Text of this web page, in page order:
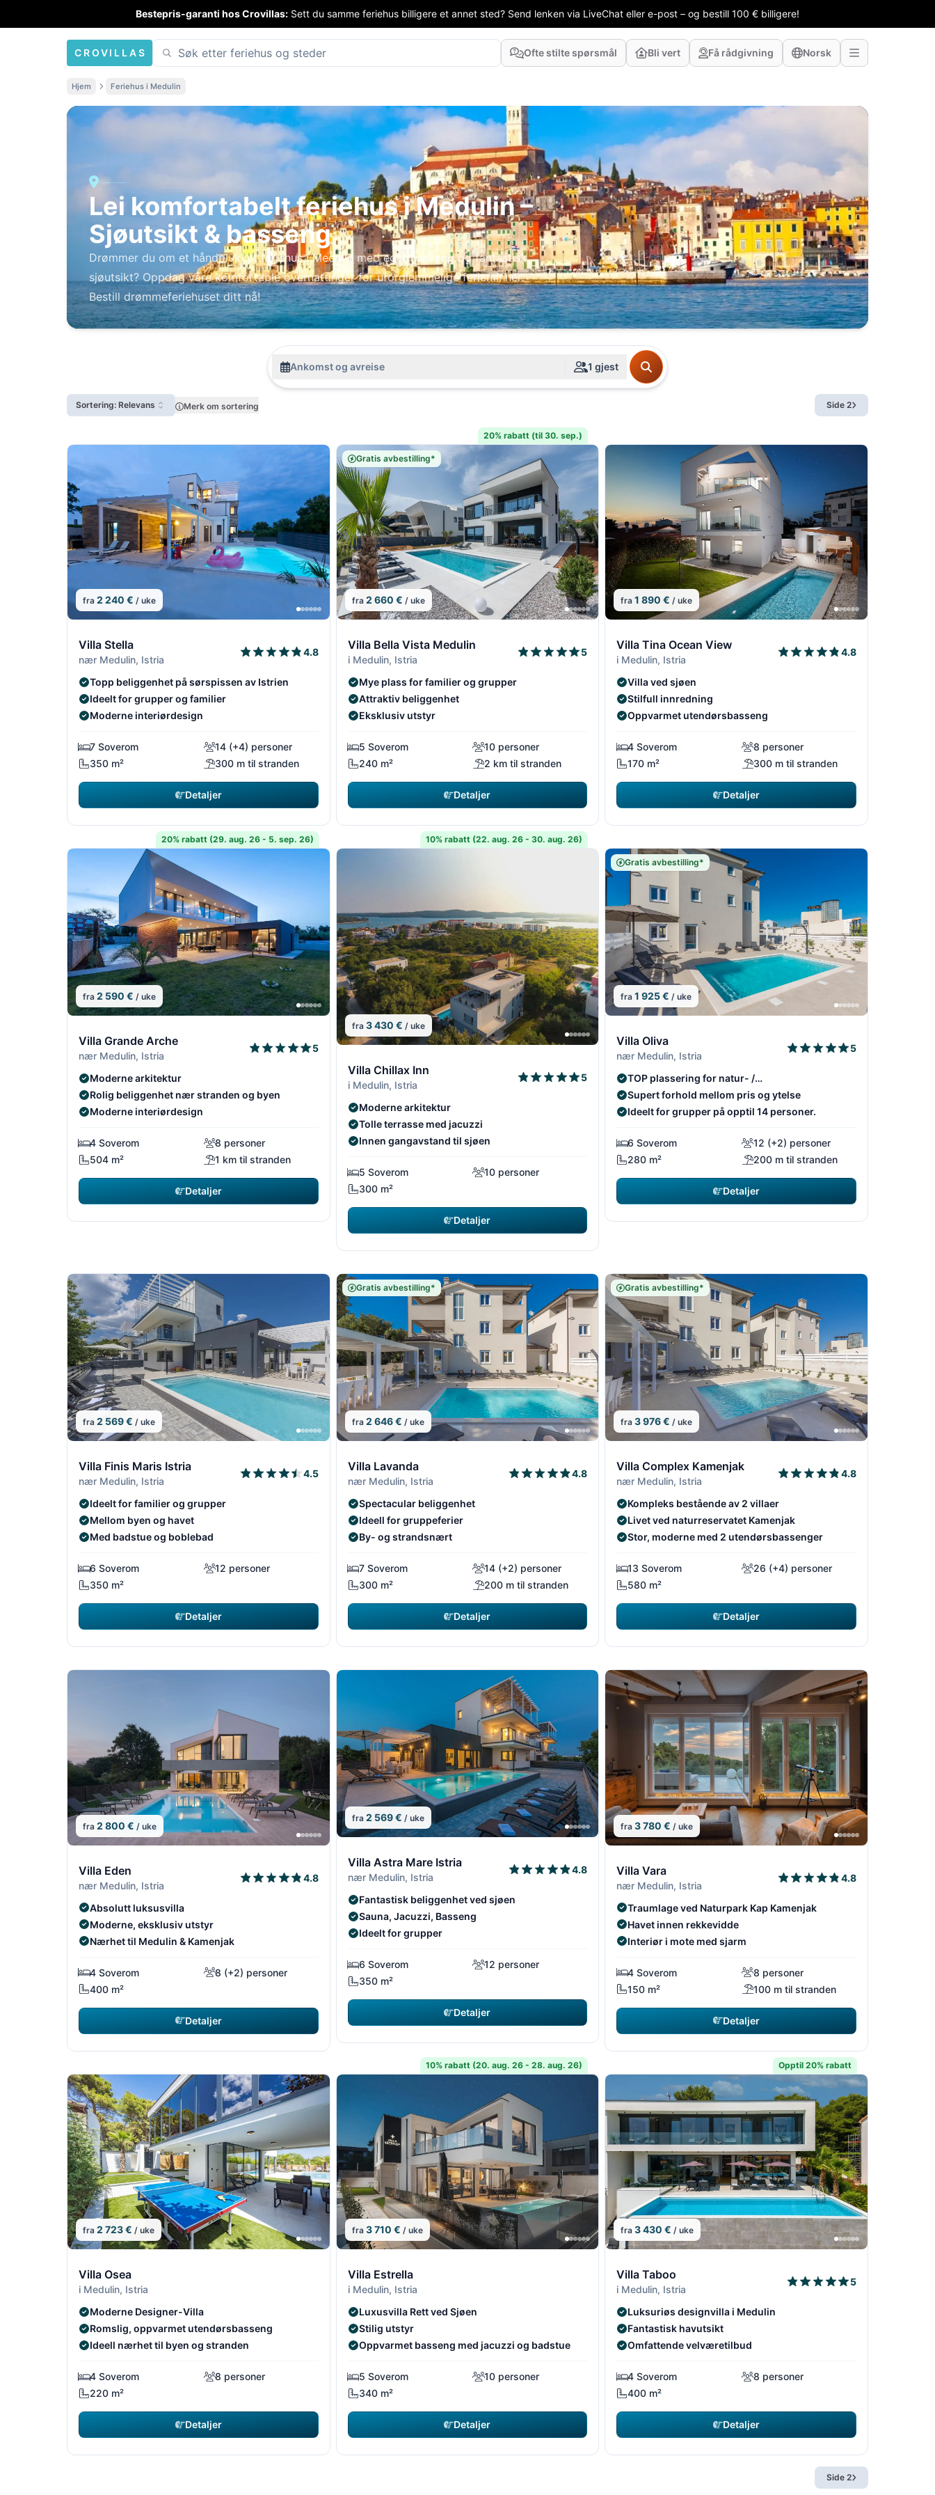
Bestepris-garanti hos Crovillas: Sett du samme feriehus billigere et annet sted? Send lenken via LiveChat eller e-post – og bestill 100 € billigere!
CROVILLAS Ofte stilte spørsmål Bli vert Få rådgivning Norsk
Hjem Feriehus i Medulin
Lei komfortabelt feriehus i Medulin –
Sjøutsikt & basseng
Drømmer du om et håndplukket feriehus i Medulin med eget basseng og fantastisk
sjøutsikt? Oppdag våre komfortable overnattinger for uforglemmelige ferieminner.
Bestill drømmeferiehuset ditt nå!
Ankomst og avreise 1 gjest
Sortering: Relevans Merk om sortering Side 2
fra 2 240 € / uke
Villa Stella
nær Medulin, Istria
4.8
Topp beliggenhet på sørspissen av Istrien
Ideelt for grupper og familier
Moderne interiørdesign
7 Soverom
14 (+4) personer
350 m²
300 m til stranden
Detaljer
20% rabatt (til 30. sep.)
Gratis avbestilling*
fra 2 660 € / uke
Villa Bella Vista Medulin
i Medulin, Istria
5
Mye plass for familier og grupper
Attraktiv beliggenhet
Eksklusiv utstyr
5 Soverom
10 personer
240 m²
2 km til stranden
Detaljer
fra1 890 € / uke
Villa Tina Ocean View
i Medulin, Istria
4.8
Villa ved sjøen
Stilfull innredning
Oppvarmet utendørsbasseng
4 Soverom
8 personer
170 m²
300 m til stranden
Detaljer
20% rabatt (29. aug. 26 - 5. sep. 26)
4/18
fra 2 590 € / uke
Villa Grande Arche
nær Medulin, Istria
5
Moderne arkitektur
Rolig beliggenhet nær stranden og byen
Moderne interiørdesign
4 Soverom
8 personer
504 m²
1 km til stranden
Detaljer
10% rabatt (22. aug. 26 - 30. aug. 26)
5/18
fra 3 430 € / uke
Villa Chillax Inn
i Medulin, Istria
5
Moderne arkitektur
Tolle terrasse med jacuzzi
Innen gangavstand til sjøen
5 Soverom
10 personer
300 m²
Detaljer
Gratis avbestilling*
fra1 925 € / uke
Villa Oliva
nær Medulin, Istria
5
TOP plassering for natur- /
opplevelsesreisende
Supert forhold mellom pris og ytelse
Ideelt for grupper på opptil 14 personer.
6 Soverom
12 (+2) personer
280 m²
200 m til stranden
Detaljer
fra 2 569 € / uke
Villa Finis Maris Istria
nær Medulin, Istria
4.5
Ideelt for familier og grupper
Mellom byen og havet
Med badstue og boblebad
6 Soverom
12 personer
350 m²
Detaljer
Gratis avbestilling*
fra 2 646 € / uke
Villa Lavanda
nær Medulin, Istria
4.8
Spectacular beliggenhet
Ideell for gruppeferier
By- og strandsnært
7 Soverom
14 (+2) personer
300 m²
200 m til stranden
Detaljer
Gratis avbestilling*
fra3 976 € / uke
Villa Complex Kamenjak
nær Medulin, Istria
4.8
Kompleks bestående av 2 villaer
Livet ved naturreservatet Kamenjak
Stor, moderne med 2 utendørsbassenger
13 Soverom
26 (+4) personer
580 m²
Detaljer
10/18
fra 2 800 € / uke
Villa Eden
nær Medulin, Istria
4.8
Absolutt luksusvilla
Moderne, eksklusiv utstyr
Nærhet til Medulin & Kamenjak
4 Soverom
8 (+2) personer
400 m²
Detaljer
fra 2 569 € / uke
Villa Astra Mare Istria
nær Medulin, Istria
4.8
Fantastisk beliggenhet ved sjøen
Sauna, Jacuzzi, Basseng
Ideelt for grupper
6 Soverom
12 personer
350 m²
Detaljer
fra3 780 € / uke
Villa Vara
nær Medulin, Istria
4.8
Traumlage ved Naturpark Kap Kamenjak
Havet innen rekkevidde
Interiør i mote med sjarm
4 Soverom
8 personer
150 m²
100 m til stranden
Detaljer
fra 2 723 € / uke
Villa Osea
i Medulin, Istria
Moderne Designer-Villa
Romslig, oppvarmet utendørsbasseng
Ideell nærhet til byen og stranden
4 Soverom
8 personer
220 m²
Detaljer
10% rabatt (20. aug. 26 - 28. aug. 26)
fra 3 710 € / uke
Villa Estrella
i Medulin, Istria
Luxusvilla Rett ved Sjøen
Stilig utstyr
Oppvarmet basseng med jacuzzi og badstue
5 Soverom
10 personer
340 m²
Detaljer
Opptil 20% rabatt
fra3 430 € / uke
Villa Taboo
i Medulin, Istria
5
Luksuriøs designvilla i Medulin
Fantastisk havutsikt
Omfattende velværetilbud
4 Soverom
8 personer
400 m²
Detaljer
Side 2